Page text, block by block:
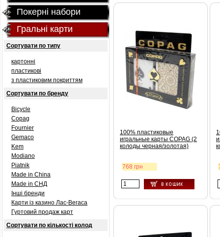
Покерні набори
Гральні карти
Сортувати по типу
картонні
пластикові
з пластиковим покриттям
Сортувати по бренду
Bicycle
Copag
Fournier
Gemaco
Kem
Modiano
Piatnik
Made in China
Made in СНД
Інші бренди
Карти із казино Лас-Вегаса
Гуртовий продаж карт
Сортувати по кількості колод
100% пластиковые
игральные карты COPAG (2
колоды черная/золотая)
768 грн